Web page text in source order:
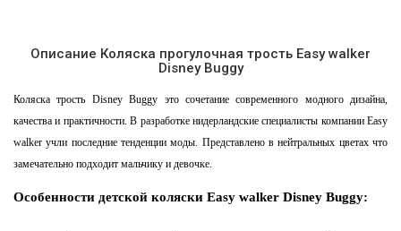
Описание Коляска прогулочная трость Easy walker
Disney Buggy
Коляска трость Disney Buggy это сочетание современного модного дизайна,
качества и практичности. В разработке нидерландские специалисты компании Easy
walker учли последние тенденции моды. Представлено в нейтральных цветах что
замечательно подходит мальчику и девочке.
Особенности детской коляски Easy walker Disney Buggy: